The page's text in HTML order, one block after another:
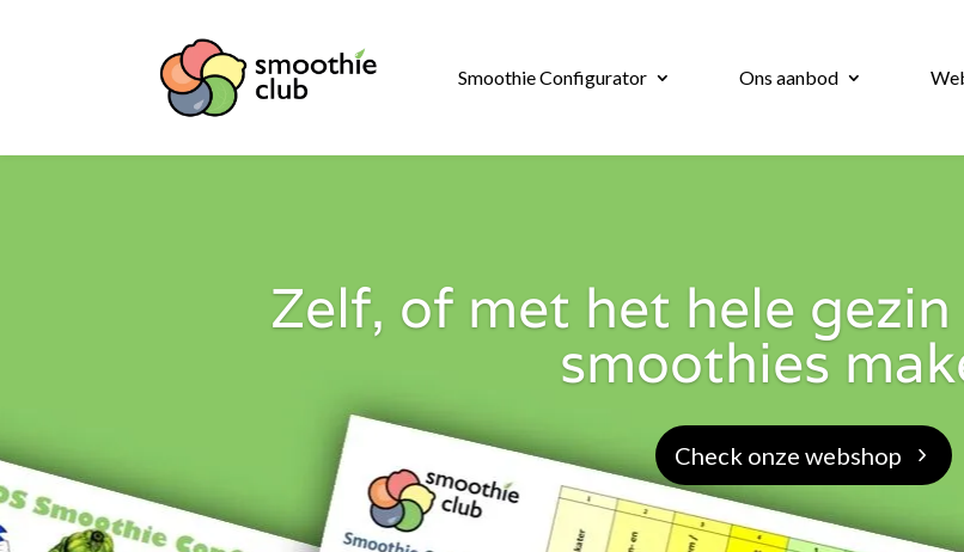
Smoothie Configurator Ons aanbod
Zelf, of met het hele
smoothies
Check onze webshop